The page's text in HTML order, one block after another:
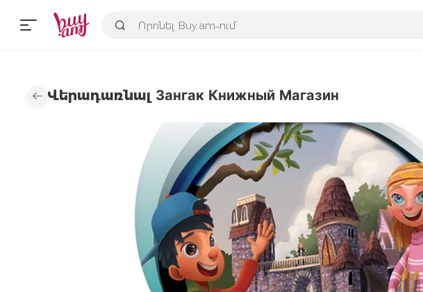
Վերադառնալ Зангак Книжный Магазин